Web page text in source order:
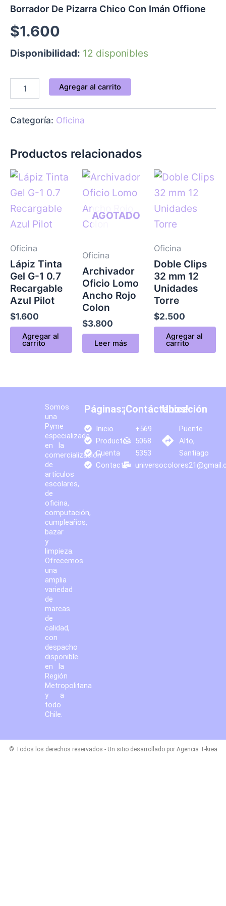
Borrador De Pizarra Chico Con Imán Offione
$1.600
Disponibilidad: 12 disponibles
Agregar al carrito
Categoría: Oficina
Productos relacionados
Oficina
Lápiz Tinta
Gel G-1 0.7
Recargable
Azul Pilot
$1.600
Agregar al
carrito
AGOTADO
Oficina
Archivador
Oficio Lomo
Ancho Rojo
Colon
$3.800
Leer más
Oficina
Doble Clips
32 mm 12
Unidades
Torre
$2.500
Agregar al
carrito
Somos
una
Pyme
especializada
en la
comercialización
de
artículos
escolares,
de
oficina,
computación,
cumpleaños,
bazar
y
limpieza.
Ofrecemos
una
amplia
variedad
de
marcas
de
calidad,
con
despacho
disponible
en la
Región
Metropolitana
y a
todo
Chile.
Páginas:
Inicio
Productos
Cuenta
Contacto
¡Contáctanos!
+569
5068
5353
Ubicación
Puente
Alto,
Santiago
© Todos los derechos reservados - Un sitio desarrollado por Agencia T-krea